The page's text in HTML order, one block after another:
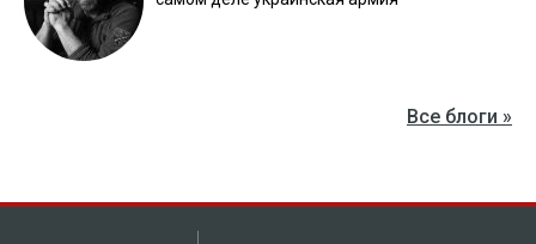
Все блоги »